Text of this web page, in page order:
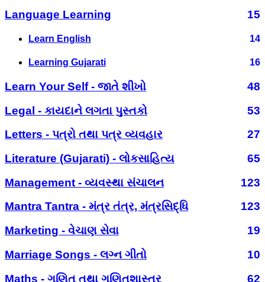
Language Learning
15
Learn English 14
Learning Gujarati 16
Learn Your Self - જાતે શીખો
48
Legal - કાયદાને લગતા પુસ્તકો
53
Letters - પત્રો તથા પત્ર વ્યવહાર
27
Literature (Gujarati) - લોકસાહિત્ય
65
Management - વ્યવસ્થા સંચાલન
123
Mantra Tantra - મંત્ર તંત્ર, મંત્રસિદ્ધિ
123
Marketing - વેચાણ સેવા
19
Marriage Songs - લગ્ન ગીતો
10
Maths - ગણિત તથા ગણિતશાસ્ત્ર
62